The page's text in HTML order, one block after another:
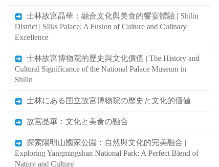
士林故宮晶華：融合文化與美食的饗宴體驗 | Shilin
District | Silks Palace: A Fusion of Culture and Culinary
Excellence
士林故宮博物院的歷史與文化價值 | The History and
Cultural Significance of the National Palace Museum in
Shilin
士林にある国立故宮博物院の歴史と文化的価値
故宮晶華：文化と美食の融合
探索陽明山國家公園：自然與文化的完美融合 |
Exploring Yangmingshan National Park: A Perfect Blend of
Nature and Culture